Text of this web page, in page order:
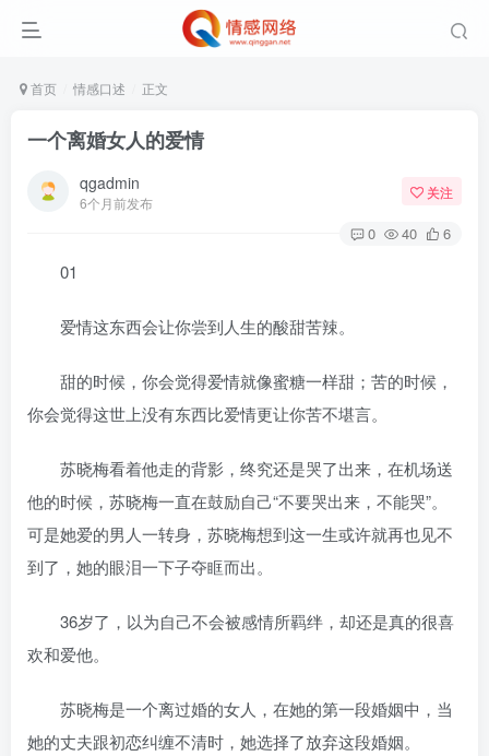
首页 情感口述 正文
一个离婚女人的爱情
qgadmin
6个月前发布
关注
0 40 6
01
爱情这东西会让你尝到人生的酸甜苦辣。
甜的时候，你会觉得爱情就像蜜糖一样甜；苦的时候，
你会觉得这世上没有东西比爱情更让你苦不堪言。
苏晓梅看着他走的背影，终究还是哭了出来，在机场送
他的时候，苏晓梅一直在鼓励自己“不要哭出来，不能哭”。
可是她爱的男人一转身，苏晓梅想到这一生或许就再也见不
到了，她的眼泪一下子夺眶而出。
36岁了，以为自己不会被感情所羁绊，却还是真的很喜
欢和爱他。
苏晓梅是一个离过婚的女人，在她的第一段婚姻中，当
她的丈夫跟初恋纠缠不清时，她选择了放弃这段婚姻。